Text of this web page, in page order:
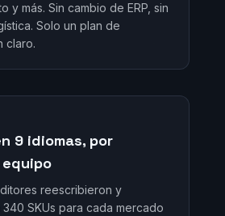
y más. Sin cambio de ERP, sin
Solo un plan de
claro.
9 idiomas, por
reescribieron y
SKUs para cada mercado